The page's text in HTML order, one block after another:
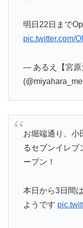
明日22日まで
pic.twitter.com/
— あるえ【宮原
お堀端通り、小
るセブンイレブ
ープン！
本日から3日間
ようです